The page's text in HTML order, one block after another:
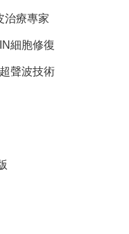
治療專家
細胞修復
聲波技術